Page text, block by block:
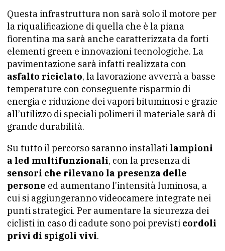
Questa infrastruttura non sarà solo il motore per
la riqualificazione di quella che è la piana
fiorentina ma sarà anche caratterizzata da forti
elementi green e innovazioni tecnologiche. La
pavimentazione sarà infatti realizzata con
asfalto riciclato, la lavorazione avverrà a basse
temperature con conseguente risparmio di
energia e riduzione dei vapori bituminosi e grazie
all’utilizzo di speciali polimeri il materiale sarà di
grande durabilità.
Su tutto il percorso saranno installati lampioni
a led multifunzionali, con la presenza di
sensori che rilevano la presenza delle
persone ed aumentano l’intensità luminosa, a
cui si aggiungeranno videocamere integrate nei
punti strategici. Per aumentare la sicurezza dei
ciclisti in caso di cadute sono poi previsti cordoli
privi di spigoli vivi.